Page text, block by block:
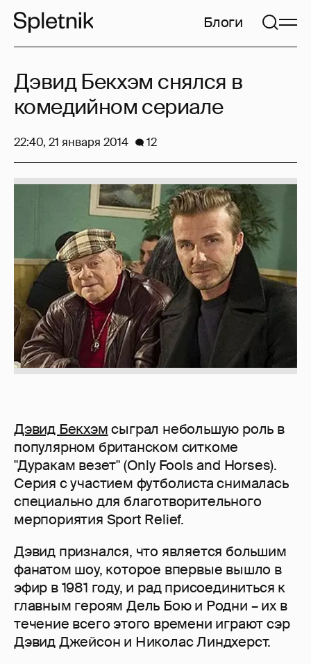
Блоги
Дэвид Бекхэмсыграл небольшую роль в
популярном британском ситкоме
"Дуракам везет" (Only Fools and Horses).
Серия с участием футболиста снималась
специально для благотворительного
мерпориятия Sport Relief.
Дэвид признался, что является большим
фанатом шоу, которое впервые вышло в
эфир в 1981 году, и рад присоединиться к
главным героям Дель Бою и Родни – их в
течение всего этого времени играют сэр
Дэвид Джейсон и Николас Линдхерст.
Дэвид Бекхэм снялся в
комедийном сериале
22:40, 21 января 2014 12